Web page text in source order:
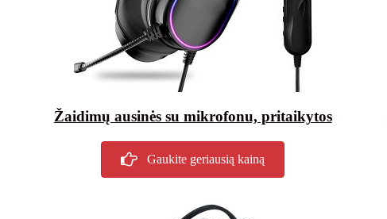
Žaidimų ausinės su mikrofonu, pritaikytos
Gaukite geriausią kainą